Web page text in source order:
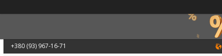
+380 (93) 967-16-71